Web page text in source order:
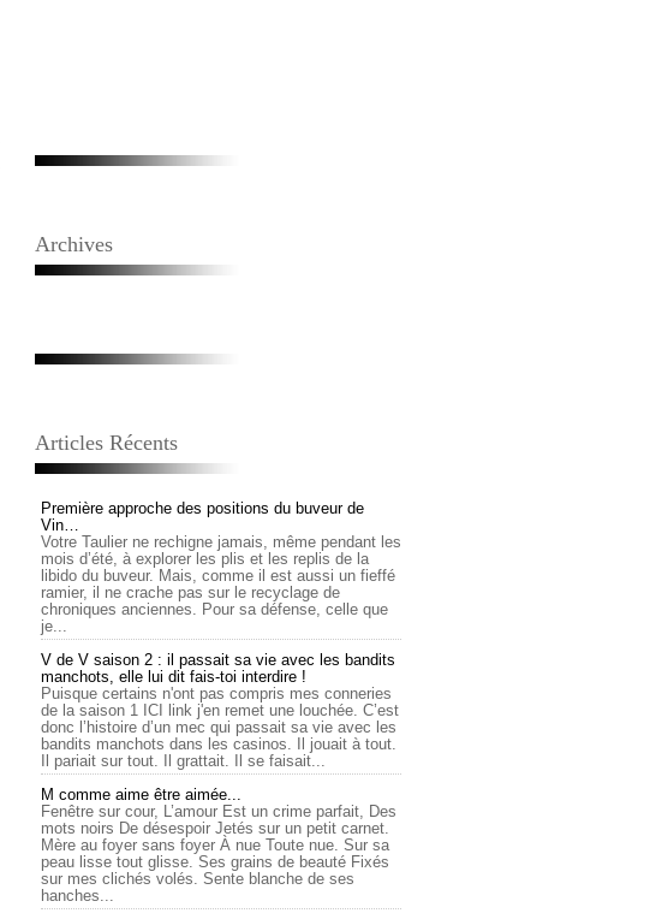
Archives
Articles Récents
Première approche des positions du buveur de
Vin…
Votre Taulier ne rechigne jamais, même pendant les
mois d’été, à explorer les plis et les replis de la
libido du buveur. Mais, comme il est aussi un fieffé
ramier, il ne crache pas sur le recyclage de
chroniques anciennes. Pour sa défense, celle que
je...
V de V saison 2 : il passait sa vie avec les bandits
manchots, elle lui dit fais-toi interdire !
Puisque certains n'ont pas compris mes conneries
de la saison 1 ICI link j'en remet une louchée. C’est
donc l’histoire d’un mec qui passait sa vie avec les
bandits manchots dans les casinos. Il jouait à tout.
Il pariait sur tout. Il grattait. Il se faisait...
M comme aime être aimée...
Fenêtre sur cour, L’amour Est un crime parfait, Des
mots noirs De désespoir Jetés sur un petit carnet.
Mère au foyer sans foyer À nue Toute nue. Sur sa
peau lisse tout glisse. Ses grains de beauté Fixés
sur mes clichés volés. Sente blanche de ses
hanches...